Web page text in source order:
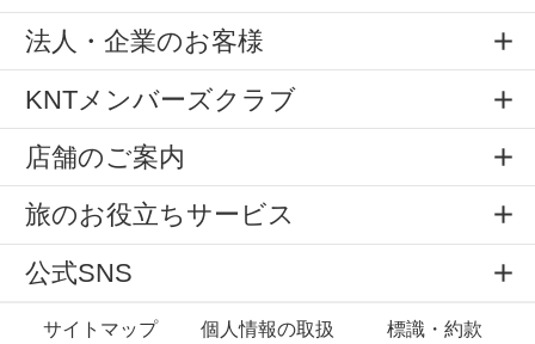
法人・企業のお客様
KNTメンバーズクラブ
店舗のご案内
旅のお役立ちサービス
公式SNS
サイトマップ 個人情報の取扱 標識・約款